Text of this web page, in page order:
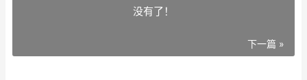
没有了！
下一篇 »